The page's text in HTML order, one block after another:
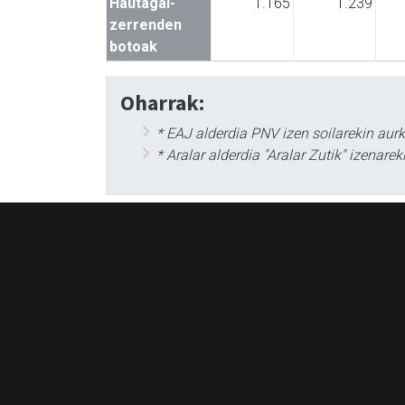
zerrenden
botoak
Oharrak:
* EAJ alderdia PNV izen soilarekin
* Aralar alderdia "Aralar Zutik"